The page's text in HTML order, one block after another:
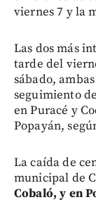
viernes 7 y la
Las dos más
tarde del
sábado,
seguimiento
en Puracé y
Popayán,
La caída de
municipal de
Cobaló, y en